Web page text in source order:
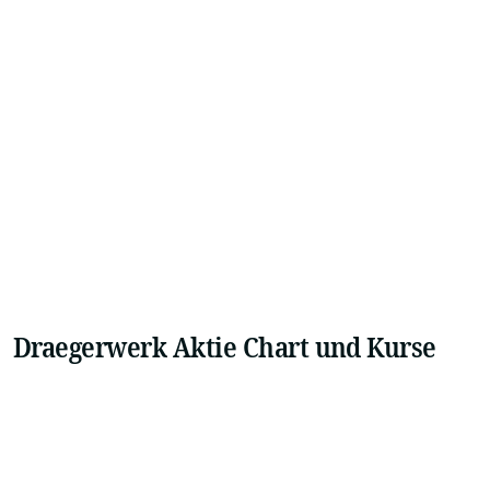
Draegerwerk Aktie Chart und Kurse